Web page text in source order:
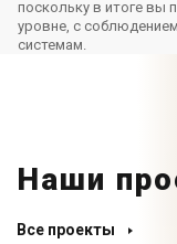
поскольку в итоге вы
уровне, с
системам.
Наши
Все проекты